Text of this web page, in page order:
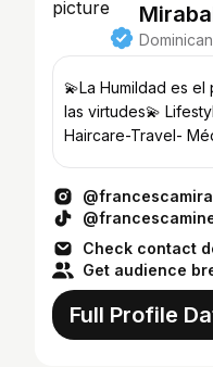
💫La Humildad es
las virtudes💫
Haircare-Travel-
Check contact
Get audience
Full Profile